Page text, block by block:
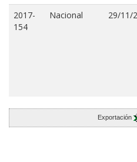
2017-
154
Nacional 29/11/
Exportación